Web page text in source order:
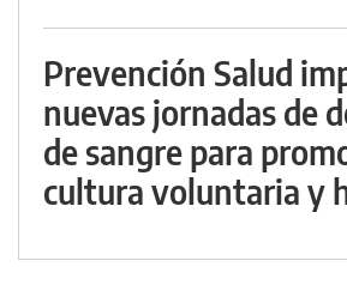
Prevención Salud
nuevas jornadas de
de sangre para
cultura voluntaria y